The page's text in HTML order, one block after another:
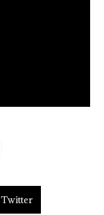
Twitter